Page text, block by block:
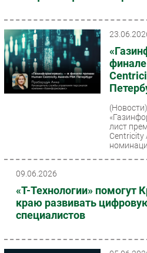
(Новости)
лист
Centricity
09.06.2026
«Т-Технологии» помогут
краю развивать
специалистов